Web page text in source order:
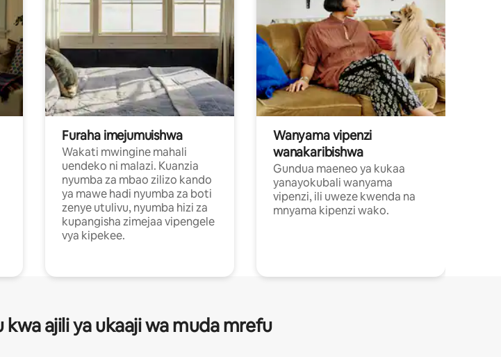
Furaha imejumuishwa
Wakati mwingine mahali
uendeko ni malazi. Kuanzia
nyumba za mbao zilizo kando
ya mawe hadi nyumba za boti
zenye utulivu, nyumba hizi za
kupangisha zimejaa vipengele
vya kipekee.
Wanyama vipenzi
wanakaribishwa
Gundua maeneo ya kukaa
yanayokubali wanyama
vipenzi, ili uweze kwenda na
mnyama kipenzi wako.
ajili ya ukaaji wa muda mrefu